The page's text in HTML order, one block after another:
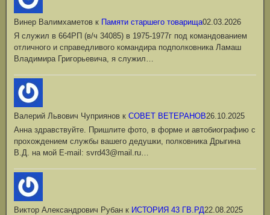
Винер Валимхаметов к Памяти старшего товарища02.03.2026
Я служил в 664РП (в/ч 34085) в 1975-1977г под командованием
отличного и справедливого командира подполковника Ламаш
Владимира Григорьевича, я служил…
Валерий Львович Чуприянов к СОВЕТ ВЕТЕРАНОВ26.10.2025
Анна здравствуйте. Пришлите фото, в форме и автобиографию с
прохождением службы вашего дедушки, полковника Дрыгина
В.Д. на мой Е-mail: svrd43@mail.ru…
Виктор Александрович Рубан к ИСТОРИЯ 43 ГВ.РД22.08.2025